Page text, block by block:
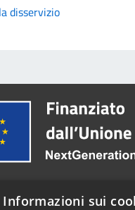
disservizio
Informazioni sui